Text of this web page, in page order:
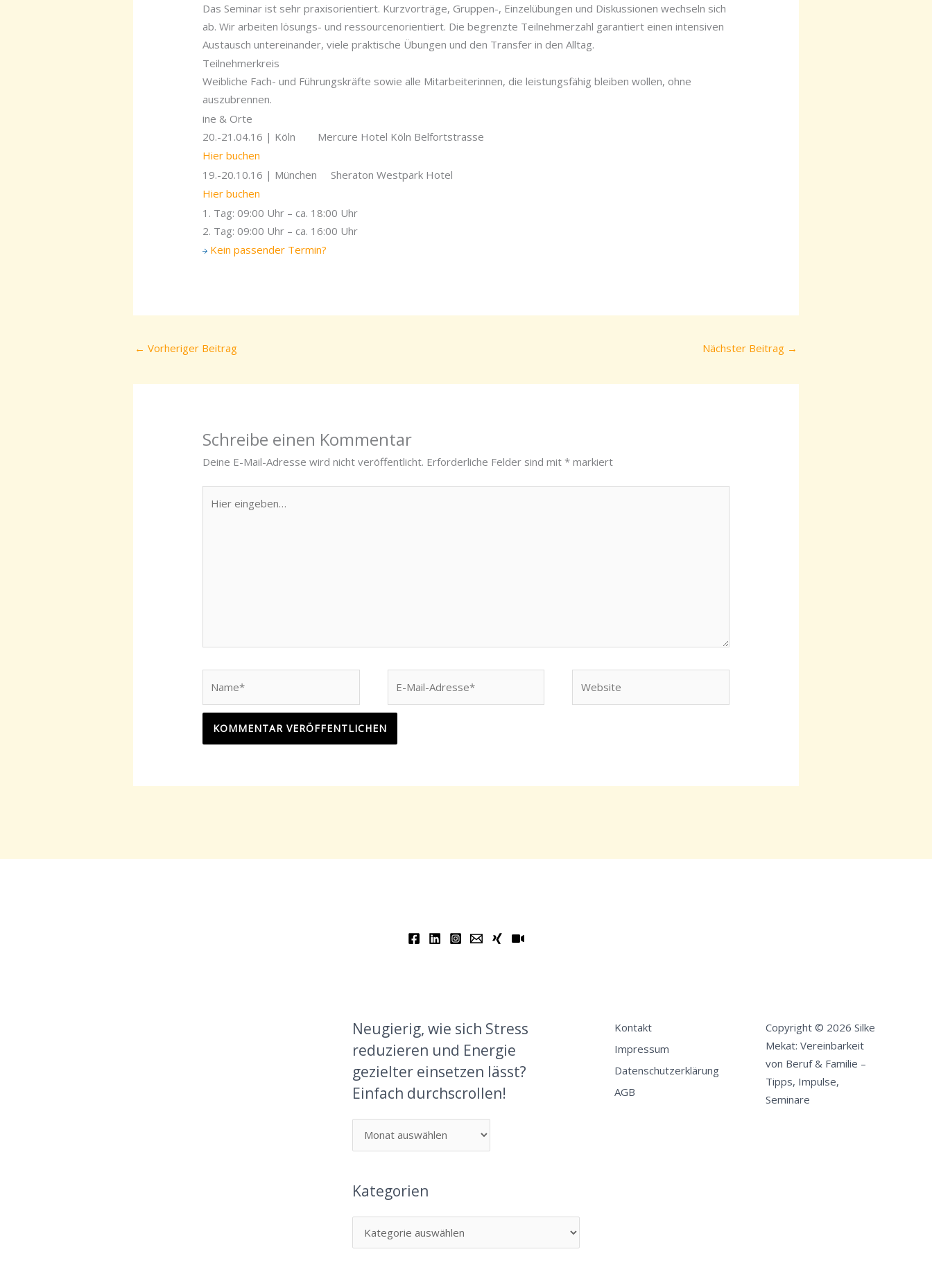
Das Seminar ist sehr praxisorientiert. Kurzvorträge, Gruppen-, Einzelübungen und Diskussionen wechseln sich
ab. Wir arbeiten lösungs- und ressourcenorientiert. Die begrenzte Teilnehmerzahl garantiert einen intensiven
Austausch untereinander, viele praktische Übungen und den Transfer in den Alltag.
Teilnehmerkreis
Weibliche Fach- und Führungskräfte sowie alle Mitarbeiterinnen, die leistungsfähig bleiben wollen, ohne
auszubrennen.
ine & Orte
20.-21.04.16 | Köln Mercure Hotel Köln Belfortstrasse
Hier buchen
19.-20.10.16 | München Sheraton Westpark Hotel
Hier buchen
1. Tag: 09:00 Uhr – ca. 18:00 Uhr
2. Tag: 09:00 Uhr – ca. 16:00 Uhr
Kein passender Termin?
← Vorheriger Beitrag Nächster Beitrag →
Schreibe einen Kommentar
Deine E-Mail-Adresse wird nicht veröffentlicht. Erforderliche Felder sind mit* markiert
eingeben…
Adresse*
Neugierig, wie sich Stress
reduzieren und Energie
gezielter einsetzen lässt?
Einfach durchscrollen!
Kategorien
Kontakt
Impressum
Datenschutzerklärung
AGB
Copyright © 2026 Silke
Mekat: Vereinbarkeit
von Beruf & Familie –
Tipps, Impulse,
Seminare